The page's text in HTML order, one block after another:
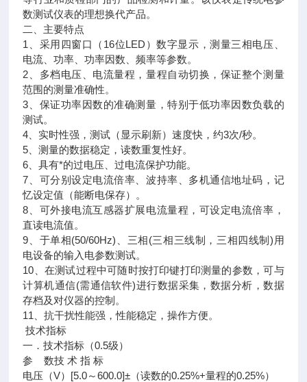
数测试仪表的理想换代产品。
二、主要特点
1、采用四窗口（16位LED）数字显示，测量三相电压、
电流、功率、功率因数、频率等参数。
2、多档电压、电流量程，量程自动切换，保证整个测量
范围的测量准确性。
3、保证功率因数的准确测量，特别于低功率因数负载的
测试。
4、实时性强，测试（显示刷新）速度快，约3次/秒。
5、测量的数据稳定，读数重复性好。
6、具有*的过电压、过电流保护功能。
7、可分别设定电流倍率、波持率、多机通信地址码，记
忆设定值（能断电保存）。
8、可外接电流互感器扩展电流量程，可设定电流倍率，
直读电流值。
9、于单相(50/60Hz)、三相(三相三线制，三相四线制)用
电设备的输入电参数测试。
10、在测试过程中可随时按打印键打印测量的参数，可与
计算机通信(需通信软件)进行数据采集，数据分析，数据
存档及对仪器的控制。
11、抗干扰性能强，性能稳定，操作方便。
技术指标
一．技术指标（0.5级）
参 数技 术 指 标
电压（V）[5.0～600.0]±（读数的0.25%+量程的0.25%）